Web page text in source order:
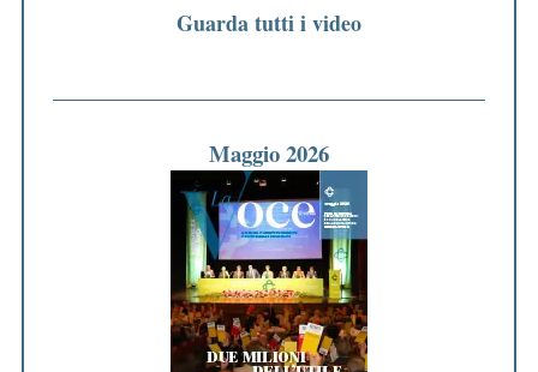
Guarda tutti i video
Maggio 2026